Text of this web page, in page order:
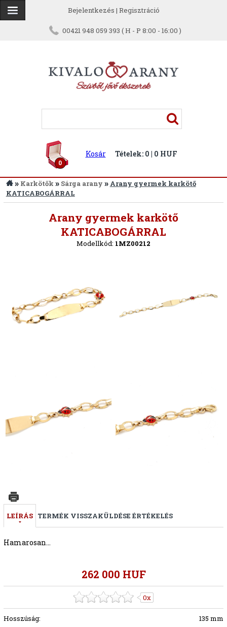
Bejelentkezés | Regisztráció
00421 948 059 393 ( H - P 8:00 - 16:00 )
0
Kosár Tételek: 0 | 0 HUF
» Karkötők » Sárga arany » Arany gyermek karkötő
KATICABOGÁRRAL
Arany gyermek karkötő
KATICABOGÁRRAL
Modellkód: 1MZ00212
LEÍRÁS TERMÉK VISSZAKÜLDÉSE ÉRTÉKELÉS
Hamarosan...
262 000 HUF
0x
Hosszúság:
135 mm